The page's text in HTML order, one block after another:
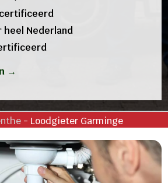
heel Nederland
→
- Loodgieter Garminge